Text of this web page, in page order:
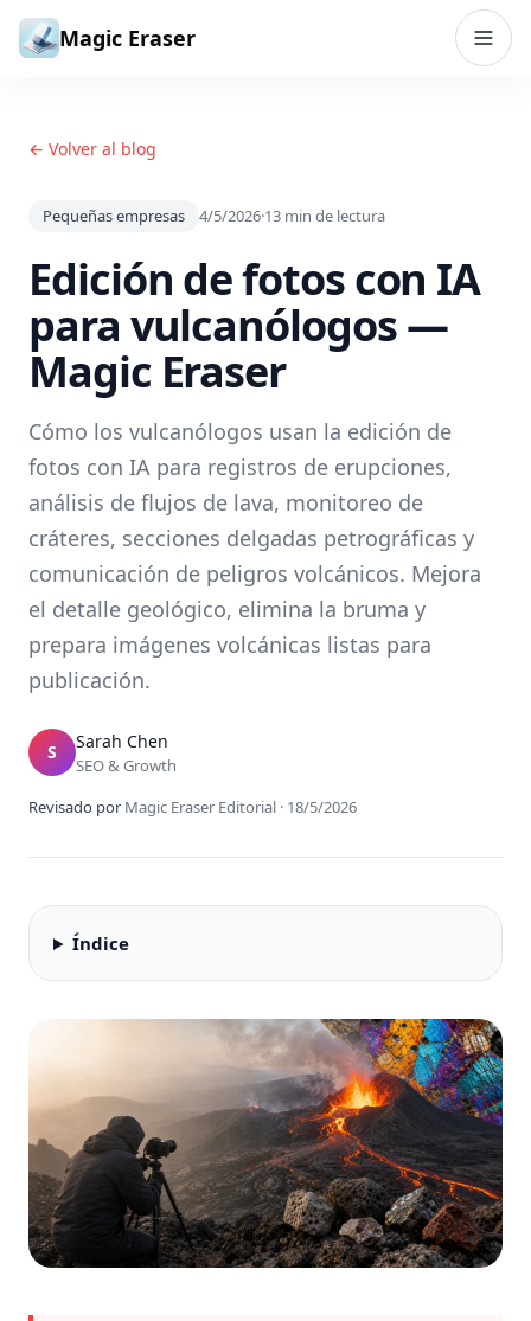
Saltar al contenido
Magic Eraser
← Volver al blog
Pequeñas empresas 4/5/2026·13 min de lectura
Edición de fotos con IA
para vulcanólogos —
Magic Eraser
Cómo los vulcanólogos usan la edición de
fotos con IA para registros de erupciones,
análisis de flujos de lava, monitoreo de
cráteres, secciones delgadas petrográficas y
comunicación de peligros volcánicos. Mejora
el detalle geológico, elimina la bruma y
prepara imágenes volcánicas listas para
publicación.
S Sarah Chen
SEO & Growth
Revisado por Magic Eraser Editorial · 18/5/2026
Índice